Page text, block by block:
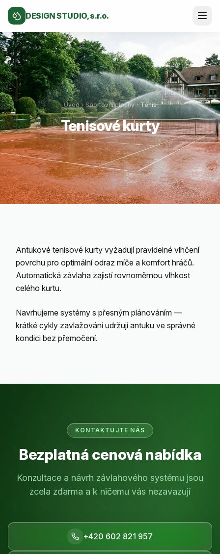
DESIGN STUDIO, s.r.o.
Úvod Sportovní plochy Tenis
Tenisové kurty
Antukové tenisové kurty vyžadují pravidelné vlhčení
povrchu pro optimální odraz míče a komfort hráčů.
Automatická závlaha zajistí rovnoměrnou vlhkost
celého kurtu.
Navrhujeme systémy s přesným plánováním —
krátké cykly zavlažování udržují antuku ve správné
kondici bez přemočení.
KONTAKTUJTE NÁS
Bezplatná cenová nabídka
Konzultace a návrh závlahového systému jsou
zcela zdarma a k ničemu vás nezavazují
+420 602 821 957